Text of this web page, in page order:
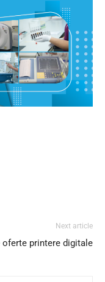
Next article
printere digitale